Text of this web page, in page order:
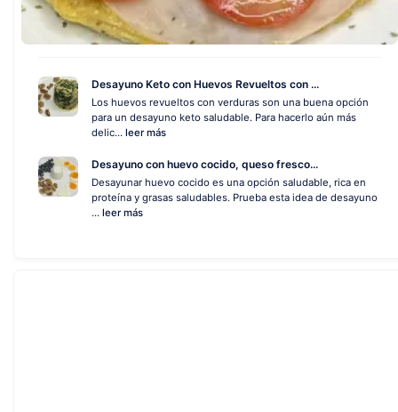
Desayuno Keto con Huevos Revueltos con ...
Los huevos revueltos con verduras son una buena opción
para un desayuno keto saludable. Para hacerlo aún más
delic... leer más
Desayuno con huevo cocido, queso fresco...
Desayunar huevo cocido es una opción saludable, rica en
proteína y grasas saludables. Prueba esta idea de desayuno
... leer más